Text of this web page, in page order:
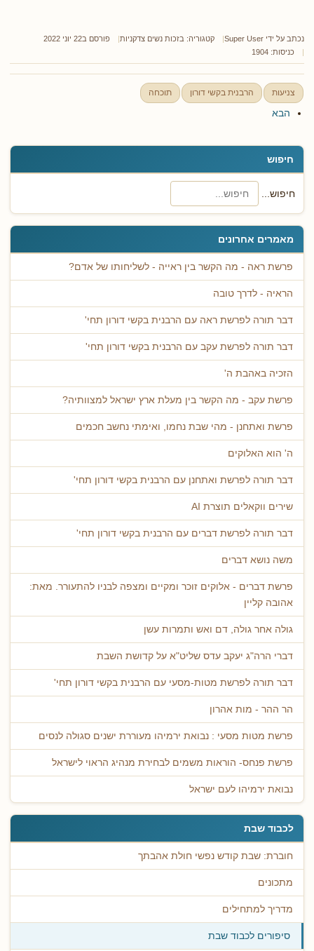
חיפוש
חיפוש...
מאמרים אחרונים
פרשת ראה - מה הקשר בין ראייה - לשליחותו של אדם?
הראיה - לדרך טובה
דבר תורה לפרשת ראה עם הרבנית בקשי דורון תחי'
דבר תורה לפרשת עקב עם הרבנית בקשי דורון תחי'
הזכיה באהבת ה'
פרשת עקב - מה הקשר בין מעלת ארץ ישראל למצוותיה?
פרשת ואתחנן - מהי שבת נחמו, ואימתי נחשב חכמים
ה' הוא האלוקים
דבר תורה לפרשת ואתחנן עם הרבנית בקשי דורון תחי'
שירים ווקאלים תוצרת AI
דבר תורה לפרשת דברים עם הרבנית בקשי דורון תחי'
משה נושא דברים
פרשת דברים - אלוקים זוכר ומקיים ומצפה לבניו להתעורר. מאת:
אהובה קליין
גולה אחר גולה, דם ואש ותמרות עשן
דברי הרה"ג יעקב עדס שליט"א על קדושת השבת
דבר תורה לפרשת מטות-מסעי עם הרבנית בקשי דורון תחי'
הר ההר - מות אהרון
פרשת מטות מסעי : נבואת ירמיהו מעוררת ישנים סגולה לנסים
פרשת פנחס- הוראות משמים לבחירת מנהיג הראוי לישראל
נבואת ירמיהו לעם ישראל
לכבוד שבת
חוברת: שבת קודש נפשי חולת אהבתך
מתכונים
מדריך למתחילים
סיפורים לכבוד שבת
נכתב על ידי Super User קטגוריה: בזכות נשים צדקניות
פורסם ב22 יוני 2022
כניסות: 1904
צניעות הרבנית בקשי דורון תוכחה
הבא